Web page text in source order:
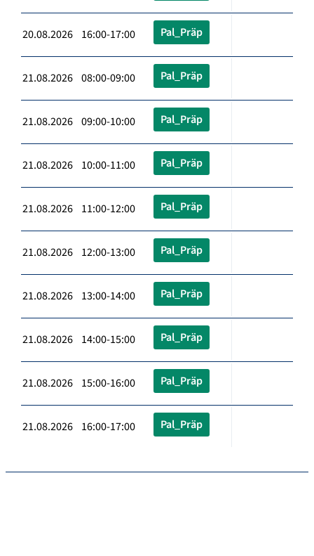
20.08.2026 16:00-17:00 Pal_Präp
21.08.2026 08:00-09:00 Pal_Präp
21.08.2026 09:00-10:00 Pal_Präp
21.08.2026 10:00-11:00 Pal_Präp
21.08.2026 11:00-12:00 Pal_Präp
21.08.2026 12:00-13:00 Pal_Präp
21.08.2026 13:00-14:00 Pal_Präp
21.08.2026 14:00-15:00 Pal_Präp
21.08.2026 15:00-16:00 Pal_Präp
21.08.2026 16:00-17:00 Pal_Präp